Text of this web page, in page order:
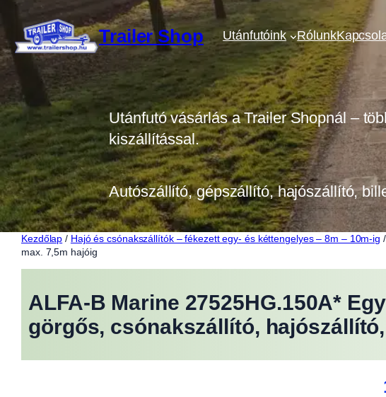
Ugrás
tartalomhoz
Trailer Shop Utánfutóink Rólunk
Utánfutó vásárlás a Trailer Shopnál –
kiszállítással.
Autószállító, gépszállító, hajószállító,
Kezdőlap / Hajó és csónakszállítók – fékezett egy- és kéttengelyes – 8m – 10m-ig
max. 7,5m hajóig
ALFA-B Marine 27525HG.150A*
görgős, csónakszállító,